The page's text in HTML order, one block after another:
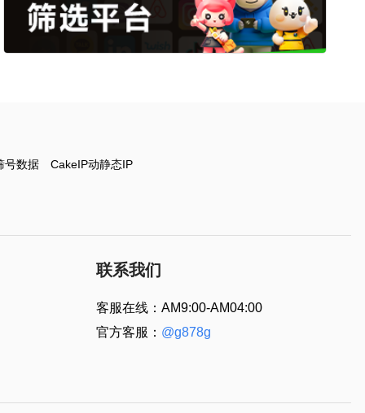
号数据 CakeIP动静态IP
联系我们
客服在线：AM9:00-AM04:00
官方客服： @g878g